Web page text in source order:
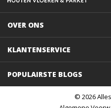
OVER ONS
KLANTENSERVICE
POPULAIRSTE BLOGS
© 2026